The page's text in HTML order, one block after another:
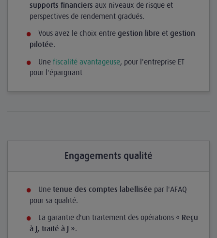
supports financiers aux niveaux de risque et
perspectives de rendement gradués.
Vous avez le choix entre gestion libre et gestion
pilotée.
Une fiscalité avantageuse, pour l'entreprise ET
pour l'épargnant
Engagements qualité
Une tenue des comptes labellisée par l'AFAQ
pour sa qualité.
La garantie d'un traitement des opérations « Reçu
à J, traité à J ».